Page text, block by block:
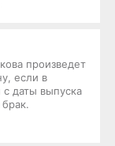
произведет
если в
даты выпуска